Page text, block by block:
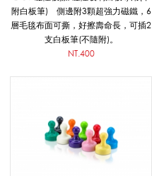
附白板筆) 側邊附3顆超強力磁鐵，6
層毛毯布面可撕，好擦壽命長，可插2
支白板筆(不隨附)。
NT.400